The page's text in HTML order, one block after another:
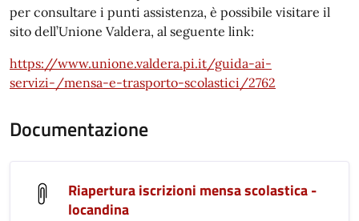
per consultare i punti assistenza, è possibile visitare il
sito dell’Unione Valdera, al seguente link:
https://www.unione.valdera.pi.it/guida-ai-
servizi-/mensa-e-trasporto-scolastici/2762
Documentazione
Riapertura iscrizioni mensa scolastica -
locandina